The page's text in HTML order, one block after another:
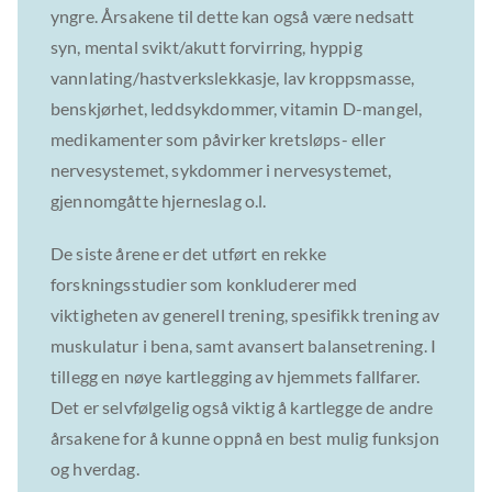
yngre. Årsakene til dette kan også være nedsatt
syn, mental svikt/akutt forvirring, hyppig
vannlating/hastverkslekkasje, lav kroppsmasse,
benskjørhet, leddsykdommer, vitamin D-mangel,
medikamenter som påvirker kretsløps- eller
nervesystemet, sykdommer i nervesystemet,
gjennomgåtte hjerneslag o.l.
De siste årene er det utført en rekke
forskningsstudier som konkluderer med
viktigheten av generell trening, spesifikk trening av
muskulatur i bena, samt avansert balansetrening. I
tillegg en nøye kartlegging av hjemmets fallfarer.
Det er selvfølgelig også viktig å kartlegge de andre
årsakene for å kunne oppnå en best mulig funksjon
og hverdag.